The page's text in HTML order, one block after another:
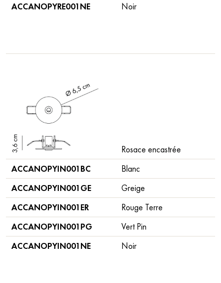
ACCANOPYRE001NE
Noir
Rosace encastrée
ACCANOPYIN001BC
Blanc
ACCANOPYIN001GE
Greige
ACCANOPYIN001ER
Rouge Terre
ACCANOPYIN001PG
Vert Pin
ACCANOPYIN001NE
Noir